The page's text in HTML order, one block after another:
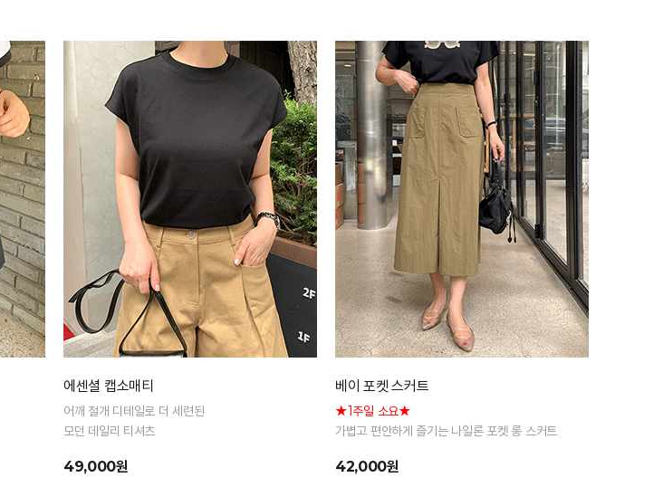
에센셜 캡소매티
어깨 절개 디테일로 더 세련된
모던 데일리 티셔츠
49,000원
베이 포켓 스커트
★1주일 소요★
가볍고 편안하게 즐기는 나일론 포켓 롱 스커트
42,000원